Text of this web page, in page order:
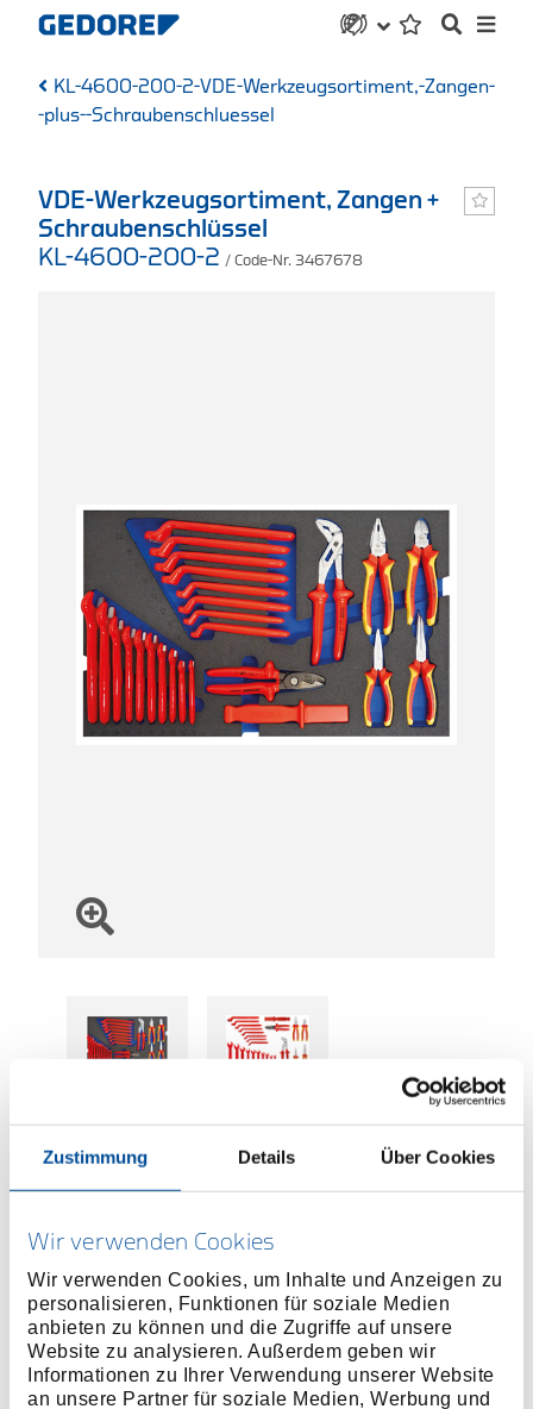
Zustimmung Details Über Cookies
Wir verwenden Cookies
Wir verwenden Cookies, um Inhalte und Anzeigen zu
personalisieren, Funktionen für soziale Medien
anbieten zu können und die Zugriffe auf unsere
Website zu analysieren. Außerdem geben wir
Informationen zu Ihrer Verwendung unserer Website
an unsere Partner für soziale Medien, Werbung und
KL-4600-200-2-VDE-Werkzeugsortiment,-Zangen-
-plus--Schraubenschluessel
VDE-Werkzeugsortiment, Zangen +
Schraubenschlüssel
KL-4600-200-2 / Code-Nr. 3467678
Preis auf Anfrage
HÄNDLER FINDEN
Produktlinie EAN4046459199700